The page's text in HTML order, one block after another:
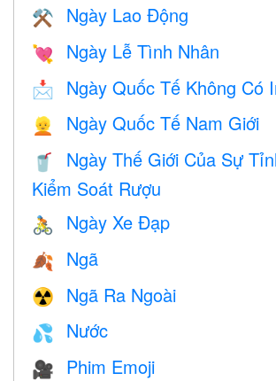
⚒️ Ngày Lao Động
💘 Ngày Lễ Tình Nhân
📩 Ngày Quốc Tế Không Có
👱 Ngày Quốc Tế Nam Giới
🥤
Ngày Thế Giới Của Sự
Kiểm Soát Rượu
🚴 Ngày Xe Đạp
🍂 Ngã
☢️ Ngã Ra Ngoài
💦 Nước
🎥 Phim Emoji